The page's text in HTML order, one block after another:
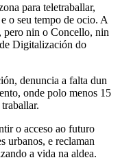
para teletraballar,
o seu tempo de ocio. A
pero nin o Concello, nin
Digitalización do
denuncia a falta dun
onde polo menos 15
o acceso ao futuro
urbanos, e reclaman
a vida na aldea.